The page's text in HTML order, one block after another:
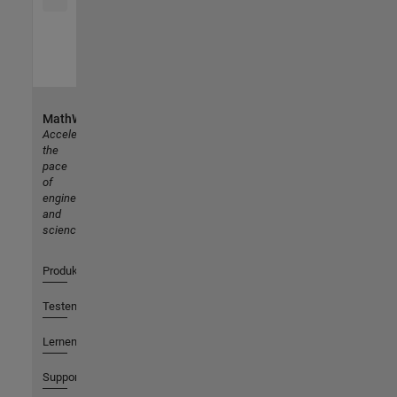
MathWorks
Accelerating
the
pace
of
engineering
and
science
Produkte
Testen oder Kaufen
Lernen
Support